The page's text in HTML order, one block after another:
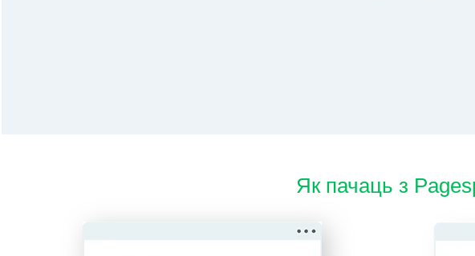
Як пачаць з